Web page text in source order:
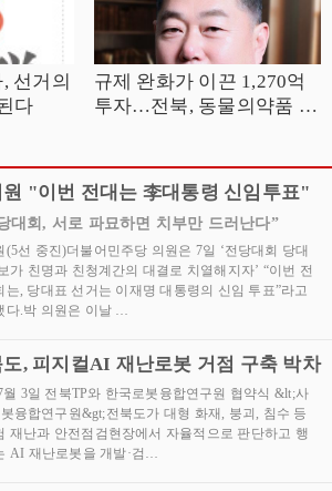
선거의
다
규제 완화가 이끈 1,270억
투자…전북, 동물의약품 산
원 "이번 전대는 李대통령 신임투표"
대회, 서로 파묘하면 치부만 드러난다”
(5선 중진)더불어민주당 의원은 7일 ‘전당대회 당대
가 친명과 친청계간의 대결로 치열해지자’ “이번 전
는, 당대표 선거는 이재명 대통령의 신임 투표”라고
다.박 의원은 이날 …
도, 피지컬AI 재난로봇 거점 구축 박차
월 3일 전북TP와 한국로봇융합연구원 협약식 &lt;사
융합연구원&gt;전북도가 대형 화재, 붕괴, 침수 등
재난과 안전점검현장에서 자율적으로 판단하고 행
AI 재난로봇을 개발·검…